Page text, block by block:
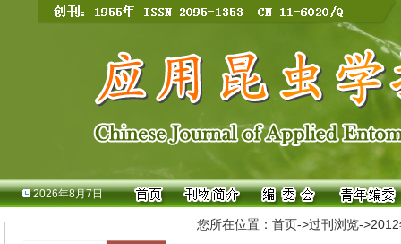
2026年8月7日
您所在位置： 首页->过刊浏览->